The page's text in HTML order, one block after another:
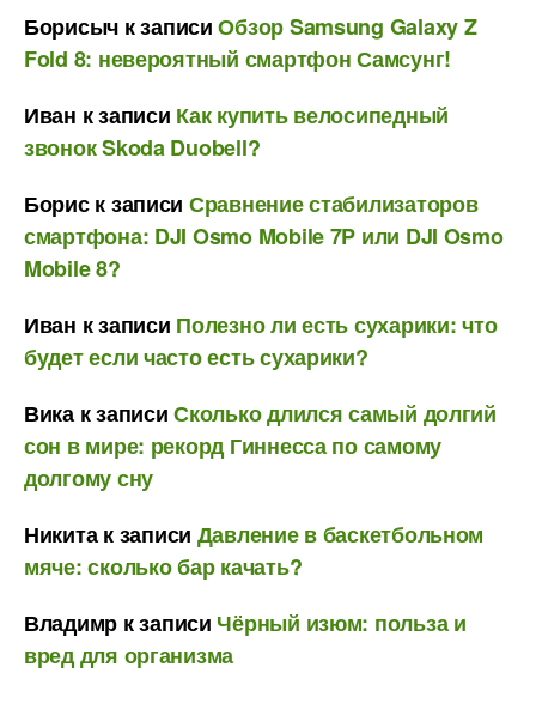
Борисыч к записиОбзор Samsung Galaxy Z
Fold 8: невероятный смартфон Самсунг!
Иван к записи Как купить велосипедный
звонок Skoda Duobell?
Бориск записи Сравнение стабилизаторов
смартфона: DJI Osmo Mobile 7P или DJI Osmo
Mobile 8?
Иван к записи Полезно ли есть сухарики: что
будет если часто есть сухарики?
Викак записиСколько длился самый долгий
сон в мире: рекорд Гиннесса по самому
долгому сну
Никитак записи Давление в баскетбольном
мяче: сколько бар качать?
Владимр к записи Чёрный изюм: польза и
вред для организма